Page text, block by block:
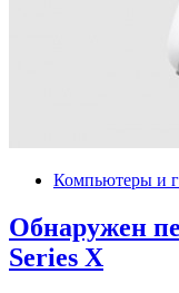
Компьютеры и
Обнаружен
Series X